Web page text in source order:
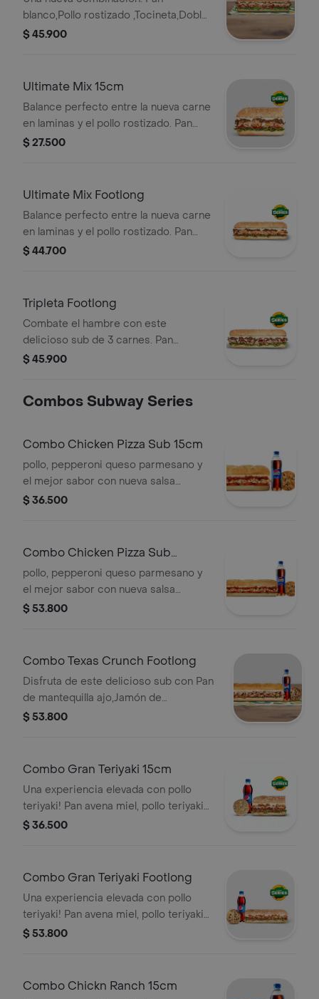
blanco,Pollo rostizado ,Tocineta,Doble
Queso americano ,Salsa ranch
$ 45.900
Ultimate Mix 15cm
Balance perfecto entre la nueva carne
en laminas y el pollo rostizado. Pan
orégano parmesano, Carne en
salsa alioli pimentón.
$ 27.500
Ultimate Mix Footlong
Balance perfecto entre la nueva carne
en laminas y el pollo rostizado. Pan
orégano parmesano, Carne deluxe,
30 cm.
$ 44.700
Tripleta Footlong
Combate el hambre con este
delicioso sub de 3 carnes. Pan
orégano parmesano, Carne de res en
pimentones, lechuga.
$ 45.900
Combos Subway Series
Combo Chicken Pizza Sub 15cm
pollo, pepperoni queso parmesano y
el mejor sabor con nueva salsa
marinara y vegetales. Llévalo en
$ 36.500
Combo Chicken Pizza Sub
Footlong
pollo, pepperoni queso parmesano y
el mejor sabor con nueva salsa
marinara y vegetales. Llévalo en
$ 53.800
Combo Texas Crunch Footlong
Disfruta de este delicioso sub con Pan
de mantequilla ajo,Jamón de
Cerdo,Pernil de cerdo,Maíz,Mozzarella
Llévalo combo con bebida más
$ 53.800
Combo Gran Teriyaki 15cm
Una experiencia elevada con pollo
teriyaki! Pan avena miel, pollo teriyaki,
pepperoni, queso americano, queso
crujientes Llévalo combo con bebida
más acompañamiento. Sub de 15 cm.
$ 36.500
Combo Gran Teriyaki Footlong
Una experiencia elevada con pollo
teriyaki! Pan avena miel, pollo teriyaki,
pepperoni, queso americano, queso
crujientes Llévalo combo con bebida
$ 53.800
Combo Chickn Ranch 15cm